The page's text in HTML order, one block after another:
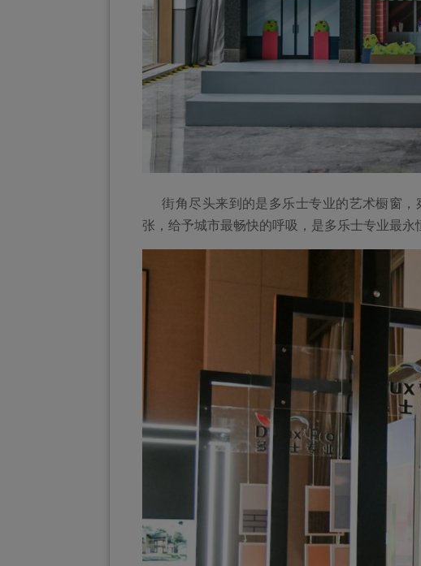
街角尽头来到的是多乐士专业的艺术橱窗，
张，给予城市最畅快的呼吸，是多乐士专业最永